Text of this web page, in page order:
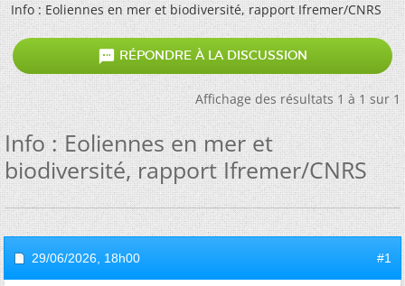
Info : Eoliennes en mer et biodiversité, rapport Ifremer/CNRS
 RÉPONDRE À LA DISCUSSION
Affichage des résultats 1 à 1 sur 1
Info : Eoliennes en mer et
biodiversité, rapport Ifremer/CNRS
29/06/2026, 18h00 #1